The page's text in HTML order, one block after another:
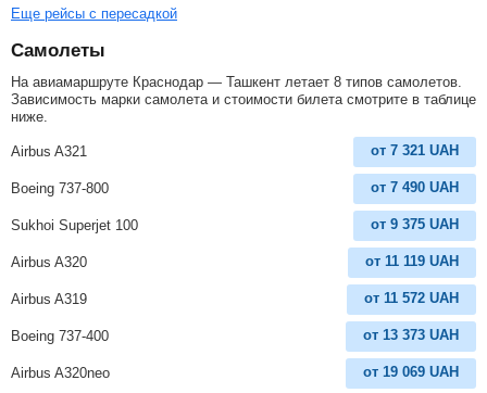
Еще рейсы с пересадкой
Самолеты
На авиамаршруте Краснодар — Ташкент летает 8 типов самолетов.
Зависимость марки самолета и стоимости билета смотрите в таблице
ниже.
Airbus A321 от 7 321 UAH
Boeing 737-800 от 7 490 UAH
Sukhoi Superjet 100 от 9 375 UAH
Airbus A320 от 11 119 UAH
Airbus A319 от 11 572 UAH
Boeing 737-400 от 13 373 UAH
Airbus A320neo от 19 069 UAH